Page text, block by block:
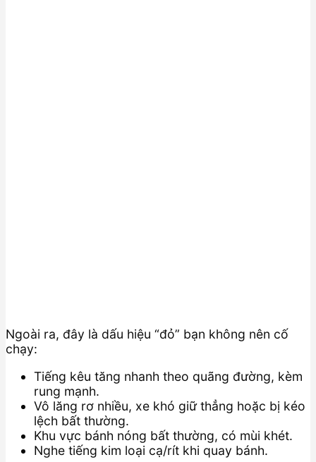
Ngoài ra, đây là dấu hiệu “đỏ” bạn không nên cố
chạy:
Tiếng kêu tăng nhanh theo quãng đường, kèm
rung mạnh.
Vô lăng rơ nhiều, xe khó giữ thẳng hoặc bị kéo
lệch bất thường.
Khu vực bánh nóng bất thường, có mùi khét.
Nghe tiếng kim loại cạ/rít khi quay bánh.